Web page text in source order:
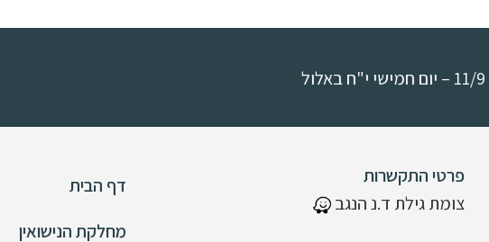
דף הבית
מחלקת הנישואין
פרטי התקשרות
צומת גילת ד.נ הנגב